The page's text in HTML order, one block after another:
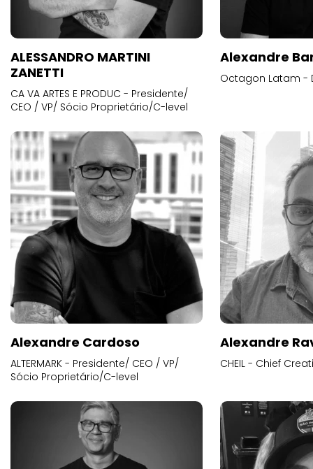
ALESSANDRO MARTINI
ZANETTI
CA VA ARTES E PRODUC - Presidente/
CEO / VP/ Sócio Proprietário/C-level
Alexandre
Octagon Latam -
Alexandre Cardoso
ALTERMARK - Presidente/ CEO / VP/
Sócio Proprietário/C-level
Alexandre
CHEIL - Chief